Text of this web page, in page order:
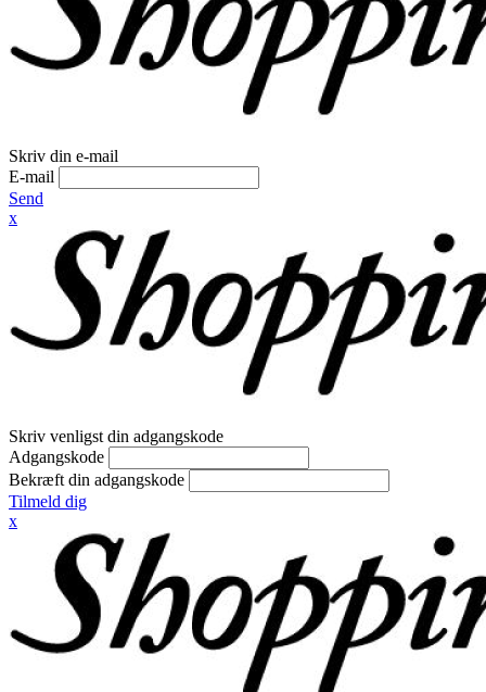
Skriv din e-mail
E-mail
Send
x
Skriv venligst din adgangskode
Adgangskode
Bekræft din adgangskode
Tilmeld dig
x